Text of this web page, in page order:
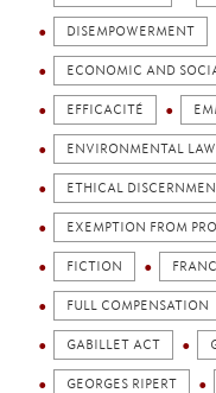
DISEMPOWERMENT
ECONOMIC AND
EFFICACITÉ
ENVIRONMENTAL LAW
ETHICAL
EXEMPTION FROM
FICTION
FULL COMPENSATION
GABILLET ACT
GEORGES RIPERT